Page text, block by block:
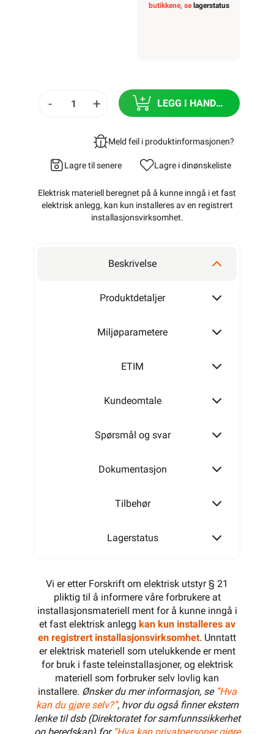
butikkene, se lagerstatus
- + LEGG I HANDLEKURV
Meld feil i produktinformasjonen?
Lagre til senere Lagre i dinønskeliste
Elektrisk materiell beregnet på å kunne inngå i et fast
elektrisk anlegg, kan kun installeres av en registrert
installasjonsvirksomhet.
Beskrivelse
Produktdetaljer
Miljøparametere
ETIM
Kundeomtale
Spørsmål og svar
Dokumentasjon
Tilbehør
Lagerstatus
Vi er etter Forskrift om elektrisk utstyr § 21
pliktig til å informere våre forbrukere at
installasjonsmateriell ment for å kunne inngå i
et fast elektrisk anlegg kan kun installeres av
en registrert installasjonsvirksomhet. Unntatt
er elektrisk materiell som utelukkende er ment
for bruk i faste teleinstallasjoner, og elektrisk
materiell som forbruker selv lovlig kan
installere. Ønsker du mer informasjon, se ”Hva
kan du gjøre selv?”, hvor du også finner ekstern
lenke til dsb (Direktoratet for samfunnssikkerhet